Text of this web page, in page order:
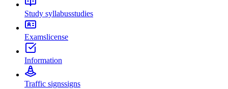
Study syllabusstudies
Examslicense
Information
Traffic signssigns